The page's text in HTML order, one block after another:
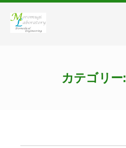
カテゴリー: